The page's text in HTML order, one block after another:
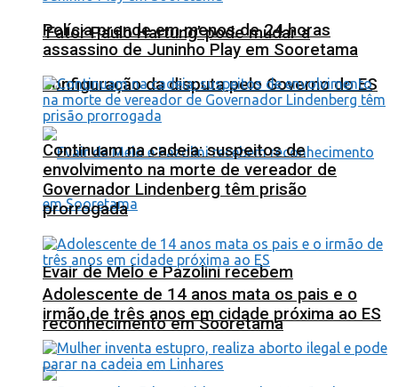
‘Fator Paulo Hartung’ pode mudar a
configuração da disputa pelo Governo do ES
Evair de Melo e Pazolini recebem
reconhecimento em Sooretama
Polícia prende em menos de 24 horas
assassino de Juninho Play em Sooretama
Continuam na cadeia: suspeitos de
envolvimento na morte de vereador de
Governador Lindenberg têm prisão
prorrogada
Adolescente de 14 anos mata os pais e o
irmão de três anos em cidade próxima ao ES